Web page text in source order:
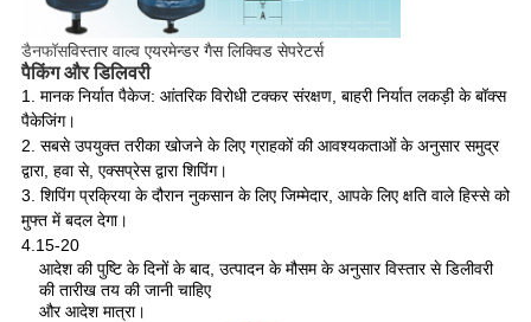
डैनफॉसविस्तार वाल्व एयरमेन्डर गैस लिक्विड सेपरेटर्स
पैकिंग और डिलिवरी
1. मानक निर्यात पैकेज: आंतरिक विरोधी टक्कर संरक्षण, बाहरी निर्यात लकड़ी के बॉक्स
पैकेजिंग।
2. सबसे उपयुक्त तरीका खोजने के लिए ग्राहकों की आवश्यकताओं के अनुसार समुद्र
द्वारा, हवा से, एक्सप्रेस द्वारा शिपिंग।
3. शिपिंग प्रक्रिया के दौरान नुकसान के लिए जिम्मेदार, आपके लिए क्षति वाले हिस्से को
मुफ्त में बदल देगा।
4.15-20
आदेश की पुष्टि के दिनों के बाद, उत्पादन के मौसम के अनुसार विस्तार से डिलीवरी
की तारीख तय की जानी चाहिए
और आदेश मात्रा।